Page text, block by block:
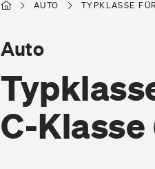
AUTO TYPKLASSE
C-Klasse
Auto